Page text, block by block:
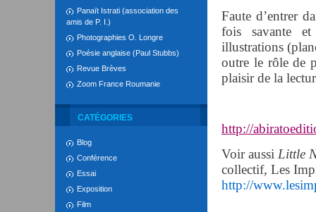
Panaït Istrati (association des
amis de P. I.)
Photographies O. Longre
Poésie anglaise (Paul Stubbs)
Revue Brèves
Zoom France Roumanie
CATÉGORIES
Blog
Conférence
Essai
Exposition
Film
Faute d’entrer
fois savante
illustrations
outre le rôle de
plaisir de la
http://
Voir aussi Little
collectif, Les
http://